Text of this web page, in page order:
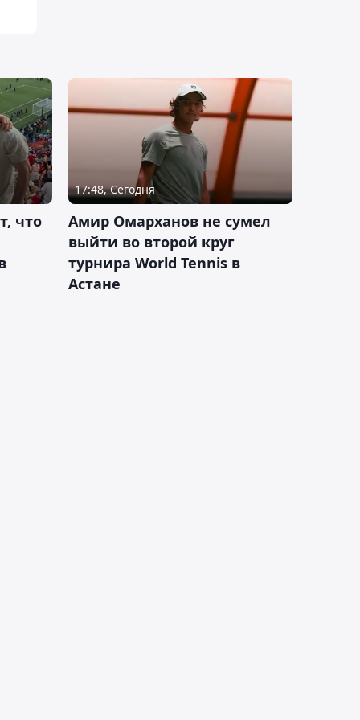
что
17:48, Сегодня
Амир Омарханов не сумел
выйти во второй круг
турнира World Tennis в
Астане